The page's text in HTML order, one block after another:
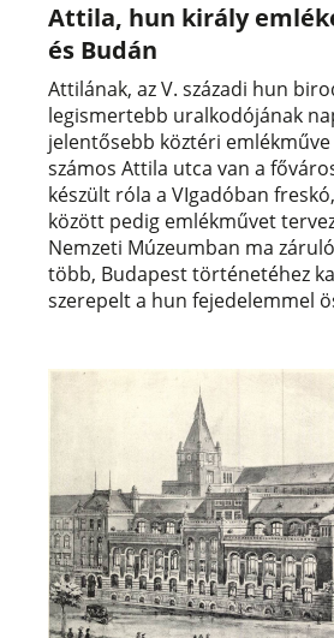
Attila, hun király
és Budán
Attilának, az V. századi hun
legismertebb uralkodójának
jelentősebb köztéri
számos Attila utca van a
készült róla a VIgadóban
között pedig emlékművet
Nemzeti Múzeumban ma
több, Budapest történetéhez
szerepelt a hun fejedelemmel